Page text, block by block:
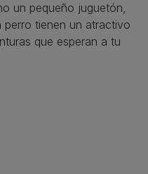
un pequeño juguetón,
perro tienen un atractivo
que esperan a tu